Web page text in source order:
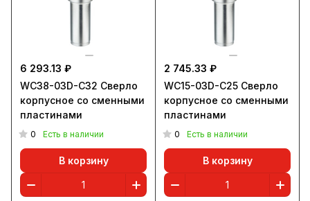
6 293.13 ₽
WC38-03D-C32 Сверло
корпусное со сменными
пластинами
0 Есть в наличии
В корзину
2 745.33 ₽
WC15-03D-C25 Сверло
корпусное со сменными
пластинами
0 Есть в наличии
В корзину